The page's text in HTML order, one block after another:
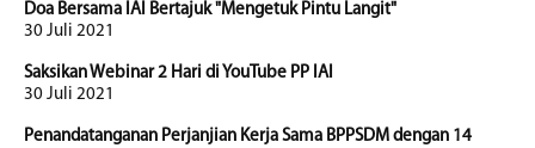
Doa Bersama IAI Bertajuk "Mengetuk Pintu Langit"
30 Juli 2021
Saksikan Webinar 2 Hari di YouTube PP IAI
30 Juli 2021
Penandatanganan Perjanjian Kerja Sama BPPSDM dengan 14